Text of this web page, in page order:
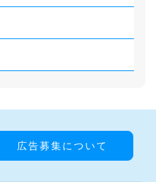
広告募集について